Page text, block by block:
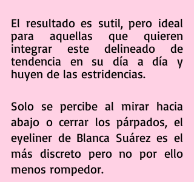
El resultado es sutil, pero ideal
para aquellas que quieren
integrar este delineado de
tendencia en su día a día y
huyen de las estridencias.
Solo se percibe al mirar hacia
abajo o cerrar los párpados, el
eyeliner de Blanca Suárez es el
más discreto pero no por ello
menos rompedor.